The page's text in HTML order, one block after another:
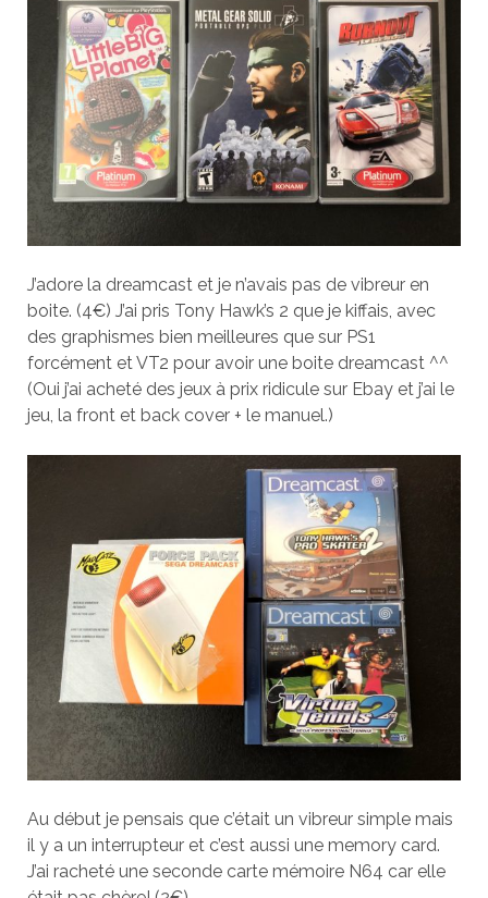
J’adore la dreamcast et je n’avais pas de vibreur en
boite. (4€) J’ai pris Tony Hawk’s 2 que je kiffais, avec
des graphismes bien meilleures que sur PS1
forcément et VT2 pour avoir une boite dreamcast ^^
(Oui j’ai acheté des jeux à prix ridicule sur Ebay et j’ai le
jeu, la front et back cover + le manuel.)
Au début je pensais que c’était un vibreur simple mais
il y a un interrupteur et c’est aussi une memory card.
J’ai racheté une seconde carte mémoire N64 car elle